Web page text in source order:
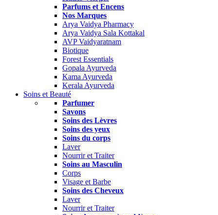
Parfums et Encens
Nos Marques
Arya Vaidya Pharmacy
Arya Vaidya Sala Kottakal
AVP Vaidyaratnam
Biotique
Forest Essentials
Gopala Ayurveda
Kama Ayurveda
Kerala Ayurveda
Soins et Beauté
Parfumer
Savons
Soins des Lèvres
Soins des yeux
Soins du corps
Laver
Nourrir et Traiter
Soins au Masculin
Corps
Visage et Barbe
Soins des Cheveux
Laver
Nourrir et Traiter